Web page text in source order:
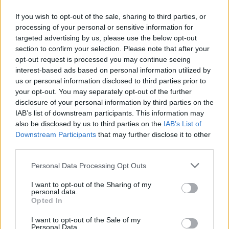
If you wish to opt-out of the sale, sharing to third parties, or
processing of your personal or sensitive information for
targeted advertising by us, please use the below opt-out
section to confirm your selection. Please note that after your
opt-out request is processed you may continue seeing
interest-based ads based on personal information utilized by
us or personal information disclosed to third parties prior to
your opt-out. You may separately opt-out of the further
disclosure of your personal information by third parties on the
IAB’s list of downstream participants. This information may
also be disclosed by us to third parties on the IAB’s List of
Downstream Participants that may further disclose it to other
Please note that this website/app uses one or more Google
not limited to your visit or usage behaviour. You may click to
grant or deny consent to Google and its third-party tags to
use your data for below specified purposes in below Google
consent section.
Personal Data Processing Opt Outs
I want to opt-out of the Sharing of my
personal data.
Opted In
I want to opt-out of the Sale of my
Personal Data.
oka tehát a szomszédos országok rendjéhez
igazodás volt. (Ausztria a Németországhoz
annektálás után állt át a német, jobbra tartó
rendre.) A nemzetközi autóforgalom
élénkülésével egyre több olyan baleset volt,
amikor a külföldi sofőr Magyarországon
rossz irányba rántotta el az autót egy-egy
éles helyzetben. Amikor 1930-32-ben a
Magyar Touring Club London-Isztambul
között transzkontinentális utat tervezett
kiépíteni, a cseh, jugoszláv és román
küldöttek azzal érveltek Magyaroszág
bevonása ellen, hogy itt bal oldali közlekedés
volt érvényben. A magyar küldöttség a
amint a viszonyok lehetővé teszik, itthon is
bevezetik a jobb oldali közlekedést. Siettette
második világháború első éveiben